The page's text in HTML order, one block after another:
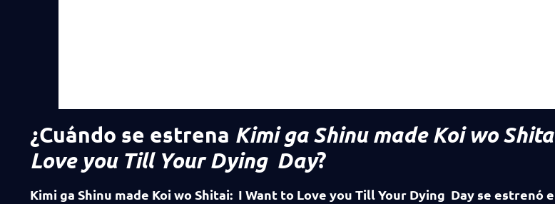
¿Cuándo se estrena Kimi ga Shinu made Koi wo
Love you Till Your Dying Day?
Kimi ga Shinu made Koi wo Shitai: I Want to Love you Till Your Dying Day se estrenó